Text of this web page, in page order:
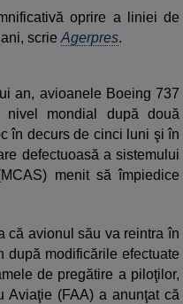
oprire a liniei de
scrie Agerpres.
an, avioanele Boeing 737
mondial după două
în decurs de cinci luni şi în
defectuoasă a sistemului
menit să împiedice
că avionul său va reintra în
modificările efectuate
de pregătire a piloţilor,
Aviaţie (FAA) a anunţat că